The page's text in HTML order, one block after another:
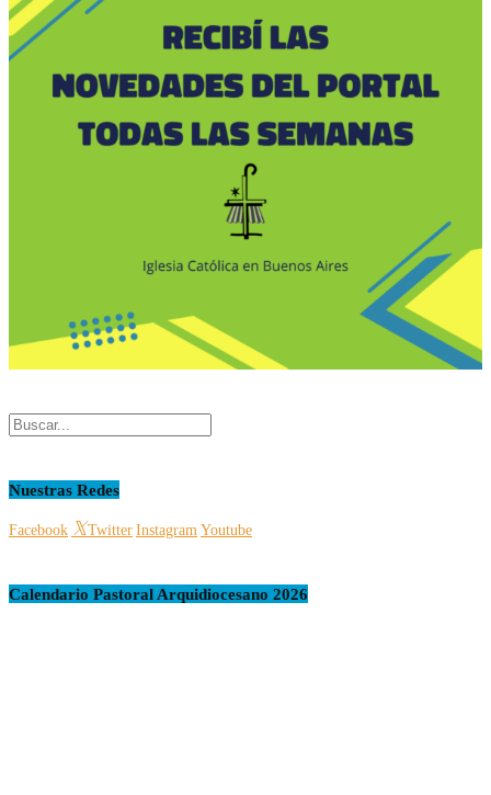
Nuestras Redes
Facebook Twitter Instagram Youtube
Calendario Pastoral Arquidiocesano 2026